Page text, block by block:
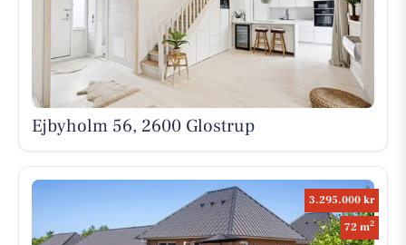
Ejbyholm 56, 2600 Glostrup
3.295.000 kr
72 m2